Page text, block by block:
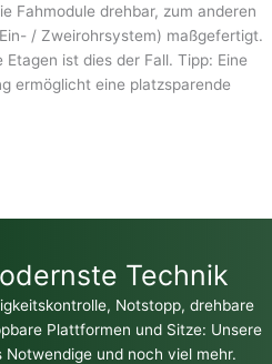
Fahmodule drehbar, zum anderen
/ Zweirohrsystem) maßgefertigt.
ist dies der Fall. Tipp: Eine
ermöglicht eine platzsparende
Technik
Notstopp, drehbare
Plattformen und Sitze: Unsere
und noch viel mehr.